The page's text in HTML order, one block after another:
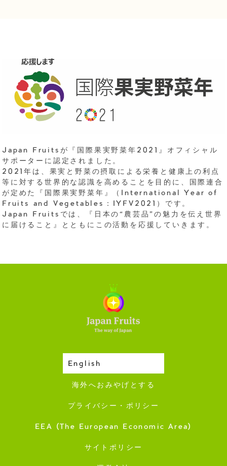
Japan Fruitsが『国際果実野菜年2021』オフィシャル
サポーターに認定されました。
2021年は、果実と野菜の摂取による栄養と健康上の利点
等に対する世界的な認識を高めることを目的に、国際連合
が定めた『国際果実野菜年』（International Year of
Fruits and Vegetables：IYFV2021）です。
Japan Fruitsでは、『日本の“農芸品”の魅力を伝え世界
に届けること』とともにこの活動を応援していきます。
English収穫カレンダー
海外へおみやげとする
プライバシー・ポリシー
EEA (The European Economic Area)
サイトポリシー